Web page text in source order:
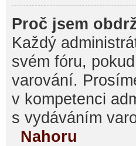
Proč jsem
Každý
svém fóru,
varování.
v kompetenci
s vydáváním
Nahoru